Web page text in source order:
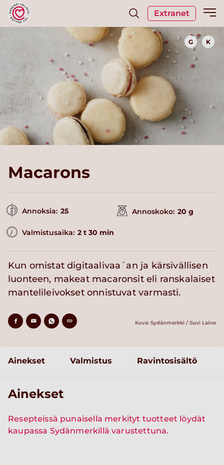
Extranet
G K
Macarons
Annoksia: 25 Annoskoko: 20 g
Valmistusaika: 2 t 30 min
Kun omistat digitaalivaa´an ja kärsivällisen
luonteen, makeat macaronsit eli ranskalaiset
mantelileivokset onnistuvat varmasti.
Kuva: Sydänmerkki / Suvi Laine
Ainekset Valmistus Ravintosisältö
Ainekset
Resepteissä punaisella merkityt tuotteet löydät
kaupassa Sydänmerkillä varustettuna.